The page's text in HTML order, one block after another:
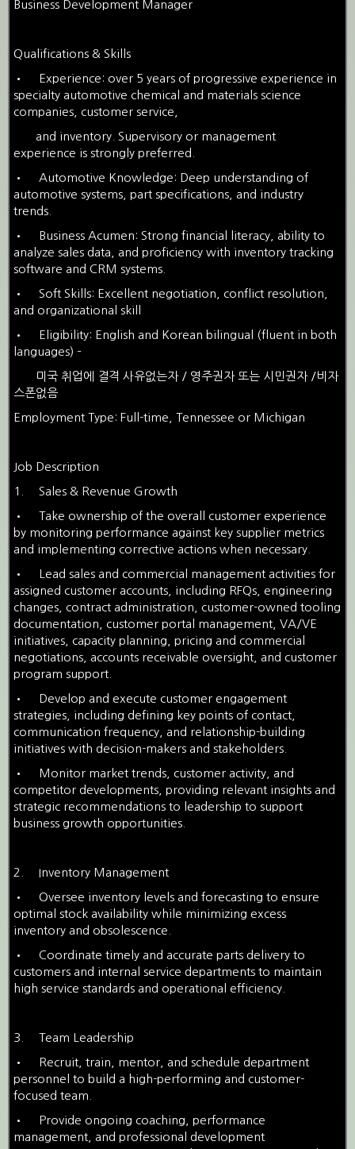
Business Development Manager
Qualifications & Skills
•
Experience: over 5 years of progressive experience in
specialty automotive chemical and materials science
companies, customer service,
and inventory. Supervisory or management
experience is strongly preferred.
•
Automotive Knowledge: Deep understanding of
automotive systems, part specifications, and industry
trends.
•
Business Acumen: Strong financial literacy, ability to
analyze sales data, and proficiency with inventory tracking
software and CRM systems.
•
Soft Skills: Excellent negotiation, conflict resolution,
and organizational skill
•
Eligibility: English and Korean bilingual (fluent in both
languages) –
미국 취업에 결격 사유없는자 / 영주권자 또는 시민권자 /비자
스폰없음
Employment Type: Full-time, Tennessee or Michigan
Job Description
1. Sales & Revenue Growth
•
Take ownership of the overall customer experience
by monitoring performance against key supplier metrics
and implementing corrective actions when necessary.
•
Lead sales and commercial management activities for
assigned customer accounts, including RFQs, engineering
changes, contract administration, customer-owned tooling
documentation, customer portal management, VA/VE
initiatives, capacity planning, pricing and commercial
negotiations, accounts receivable oversight, and customer
program support.
•
Develop and execute customer engagement
strategies, including defining key points of contact,
communication frequency, and relationship-building
initiatives with decision-makers and stakeholders.
•
Monitor market trends, customer activity, and
competitor developments, providing relevant insights and
strategic recommendations to leadership to support
business growth opportunities.
2. Inventory Management
•
Oversee inventory levels and forecasting to ensure
optimal stock availability while minimizing excess
inventory and obsolescence.
•
Coordinate timely and accurate parts delivery to
customers and internal service departments to maintain
high service standards and operational efficiency.
3. Team Leadership
•
Recruit, train, mentor, and schedule department
personnel to build a high-performing and customer-
focused team.
•
Provide ongoing coaching, performance
management, and professional development